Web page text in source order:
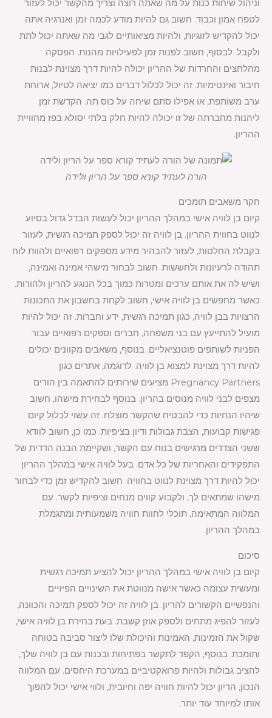
וניהול שיחות כנות על מה שאתה רוצה וצריך מהקשר יכול לעזור
לטפח אמון וכבוד. חשוב גם להיות מודע לכמה זמן ואנרגיה אתה
יכול להקדיש לזוגיות, ולהיות מציאותיים לגבי מה שאתה יכול לתת
ולקבל. לבסוף, חשוב לפנות זמן לפעילויות מהנות. הפסקה
מהלחצים והחרדות של ההריון יכולה להיות דרך מצוינת לבנות
חיבור ואינטימיות. זה יכול לכלול דברים כמו יציאה לטיול, ארוחת
ערב משותפת, או אפילו סתם שיחה על כוס תה. הקדשת זמן
ליהנות מחברתה של זו יכולה להיות חלק בלתי יסולא בפז מחוויית
ההריון.
הורה לעתיד קורא ספר על הריון ולידה
חקר משאבים תומכים
קיום בן לוויה אישי במהלך ההריון יכול לעשות הבדל גדול בסיוע
לנווט בחווית ההריון. בן לוויה זה יכול לספק תמיכה רגשית, לעזור
בקבלת החלטות, לעזור להבהיר מידע מספקים רפואיים ולהוות לוח
תהודה לרעיונות ולחששות. חשוב לבחור מישהי אמינה ואמינה,
ושיש לה את אותם ערכים ומטרות כמוך בכל הנוגע להריון ולהורות.
כאשר מחפשים בן לוויה אישי, חשוב לקחת בחשבון את התכונות
הרצויות בבן לוויה, כגון תמיכה רגשית, ידע וחברות. זה יכול להיות
מועיל להתייעץ עם בני משפחה, חברים וספקים רפואיים עבור
הפניות לשותפים פוטנציאליים. בנוסף, משאבים מקוונים יכולים
להיות דרך מצוינת למצוא בן לוויה. לדוגמה, אתרים כגון
Pregnancy Partners מציעים שירותים להתאמה בין הורים
מצפים לבני לוויה מנוסים בהריון. בנוסף לבחירת מישהו, חשוב
שיהיו הנחיות כדי להבטיח שהקשר מוצלח. זה עשוי לכלול קיום
פגישות קבועות, הצבת גבולות ודיון בציפיות. כמו כן, חשוב לוודא
ששני הצדדים מרגישים בנוח עם הקשר, ושקיימת הבנה הדדית של
התפקידים והאחריות של כל אדם. בעל לוויה אישי במהלך ההריון
יכול להיות דרך מצוינת לנווט בחוויה. חשוב להקדיש זמן כדי לבחור
מישהו שמתאים לך, ולקבוע קווים מנחים וציפיות לקשר. עם
המלווה המתאימה, תוכלי לחוות חוויה משמעותית ומתגמלת
במהלך ההריון.
סיכום
קיום בן לוויה אישי במהלך ההריון יכול להציע תמיכה רגשית
ומעשית עצומה כאשר אישה מנווטת את השינויים הפיזיים
והנפשיים הקשורים להריון. בן לוויה זה יכול לספק תמיכה והכוונה,
לעזור להפיג מתחים ולספק אוזן קשבת. בעת בחירת בן לוויה אישי,
שקול את הזמינות, האמינות והיכולת שלו ליצור סביבה בטוחה
ותומכת. בנוסף, הקפד לתקשר בפתיחות ובכנות עם בן לוויה שלך,
להציב גבולות ולהיות פרואקטיביים במערכת היחסים. עם המלווה
הנכון, הריון יכול להיות חוויה יפה וחיובית, ולווי אישי יכול להפוך
אותו למיוחד עוד יותר.